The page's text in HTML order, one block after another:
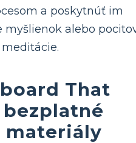
a poskytnúť im
myšlienok alebo
That